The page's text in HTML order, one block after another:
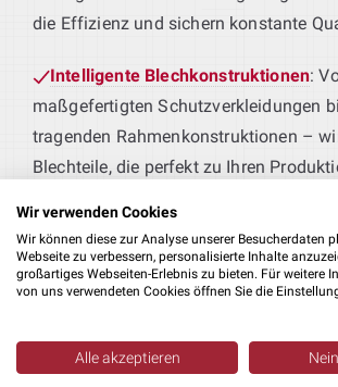
die Effizienz und sichern konstante
Intelligente Blechkonstruktionen:
maßgefertigten Schutzverkleidungen
tragenden Rahmenkonstruktionen –
Blechteile, die perfekt zu Ihren
Maschinen für Ihre Fertigung: Sie
Produkt – wir die passende Technik.
wir durchdachte Lösungen als Teil
Maschinenbau Konstruktion in
Planung Ihrer
Wir verwenden Cookies
Wir können diese zur Analyse unserer Besucherdaten
Webseite zu verbessern, personalisierte Inhalte
großartiges Webseiten-Erlebnis zu bieten. Für weitere
von uns verwendeten Cookies öffnen Sie die
Alle akzeptieren